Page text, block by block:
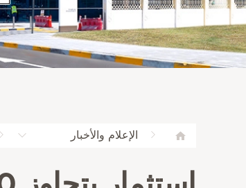
الإعلام والأخبار